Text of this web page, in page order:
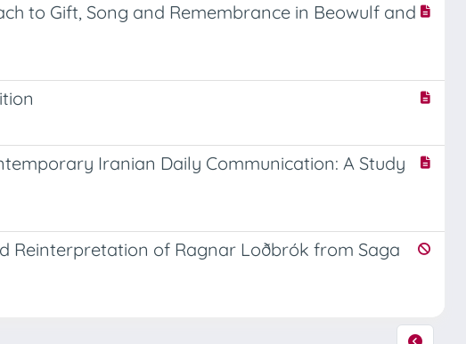
to Gift, Song and Remembrance in Beowulf and
Iranian Daily Communication: A Study
Reinterpretation of Ragnar Loðbrók from Saga